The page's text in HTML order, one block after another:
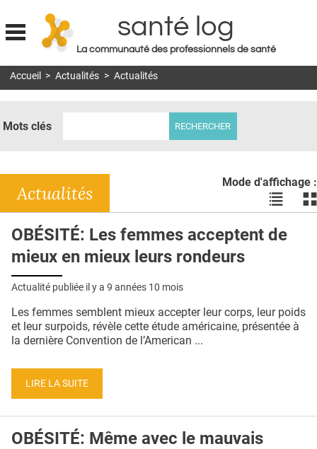
Jump to navigation
santé log
La communauté des professionnels de santé
MON COMPTE
DOSSIERS
RÉSEAUX
E-REVUE SAD
QUI SOMMES-NOUS ?
CONDITIONS GÉNÉRALES
CRÉDITS
Accueil > Actualités > Actualités
Mots clés
Mode d'affichage :
Voir
les
en
les
Actualités
OBÉSITÉ: Les femmes acceptent de
mieux en mieux leurs rondeurs
Actualité publiée il y a 9 années 10 mois
Les femmes semblent mieux accepter leur corps, leur poids
et leur surpoids, révèle cette étude américaine, présentée à
la dernière Convention de l’American ...
LIRE LA SUITE
OBÉSITÉ: Même avec le mauvais